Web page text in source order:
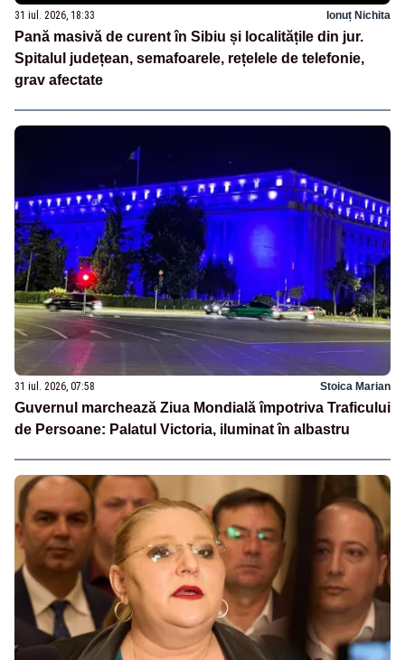
31 iul. 2026, 18:33 Ionuț Nichita
Pană masivă de curent în Sibiu și localitățile din jur.
Spitalul județean, semafoarele, rețelele de telefonie,
grav afectate
31 iul. 2026, 07:58 Stoica Marian
Guvernul marchează Ziua Mondială împotriva Traficului
de Persoane: Palatul Victoria, iluminat în albastru